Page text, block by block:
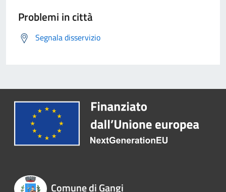
Problemi in città
Segnala disservizio
Comune di Gangi